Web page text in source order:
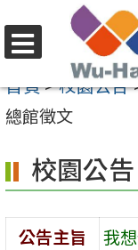
至
要
容
區
選
單
首頁>校園公告
總館徵文
校園公告
公告主旨
我